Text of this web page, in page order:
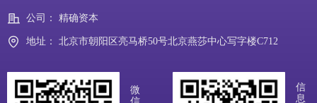
微
信
息
公司： 精确资本
地址： 北京市朝阳区亮马桥50号北京燕莎中心写字楼C712